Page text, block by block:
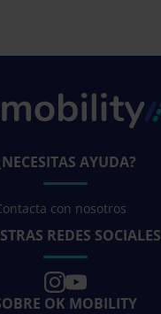
AYUDA?
con nosotros
REDES SOCIALES
OK MOBILITY